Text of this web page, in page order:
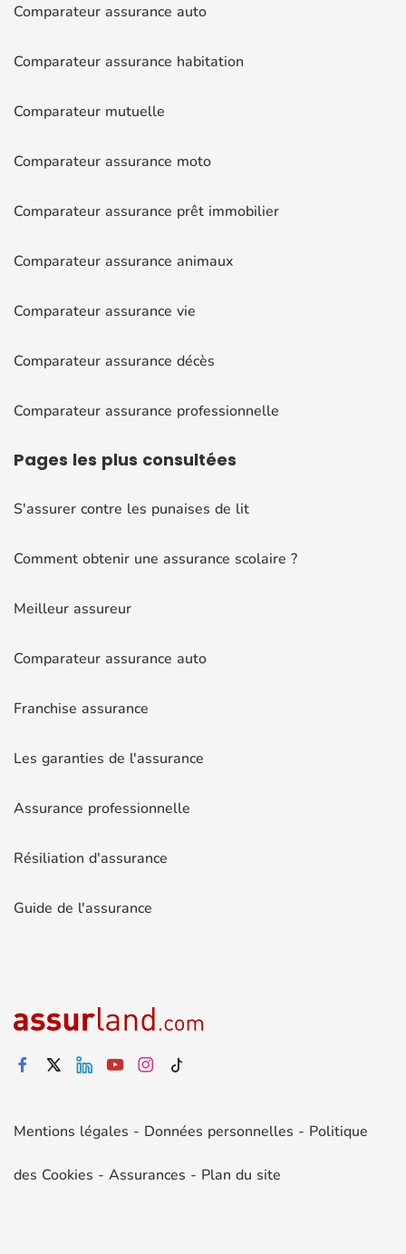
Comparateur assurance auto
Comparateur assurance habitation
Comparateur mutuelle
Comparateur assurance moto
Comparateur assurance prêt immobilier
Comparateur assurance animaux
Comparateur assurance vie
Comparateur assurance décès
Comparateur assurance professionnelle
Pages les plus consultées
S'assurer contre les punaises de lit
Comment obtenir une assurance scolaire ?
Meilleur assureur
Comparateur assurance auto
Franchise assurance
Les garanties de l'assurance
Assurance professionnelle
Résiliation d'assurance
Guide de l'assurance
Mentions légales - Données personnelles - Politique
des Cookies - Assurances - Plan du site